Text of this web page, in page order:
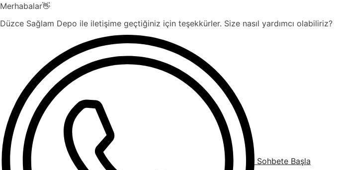
Merhabalar👋
Düzce Sağlam Depo ile iletişime geçtiğiniz için teşekkürler. Size nasıl yardımcı olabiliriz?
Sohbete Başla